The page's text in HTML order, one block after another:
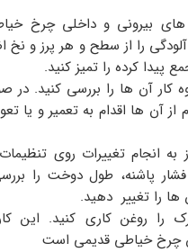
بیرونی و داخلی چرخ
را از سطح و هر پرز و نخ
پیدا کرده را تمیز کنید.
کار آن ها را بررسی کنید. در
از آن ها اقدام به تعمیر و یا
به انجام تغییرات روی
پاشنه، طول دوخت را
ها را تغییر دهید.
را روغن کاری کنید. این
چرخ خیاطی قدیمی است